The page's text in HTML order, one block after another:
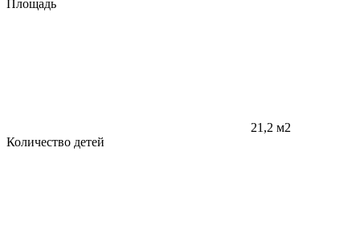
Площадь
21,2 м2
Количество детей